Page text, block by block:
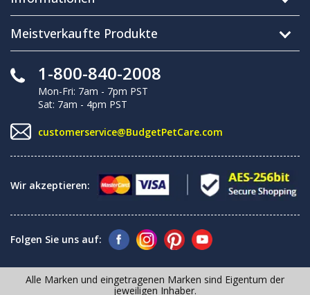
Meistverkaufte Produkte
1-800-840-2008
Mon-Fri: 7am - 7pm PST
Sat: 7am - 4pm PST
customerservice@BudgetPetCare.com
Wir akzeptieren:
Folgen Sie uns auf:
Alle Marken und eingetragenen Marken sind Eigentum der
jeweiligen Inhaber.